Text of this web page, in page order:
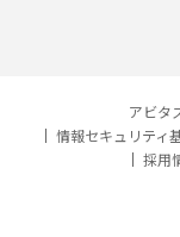
アビタ
情報セキュリティ
採用